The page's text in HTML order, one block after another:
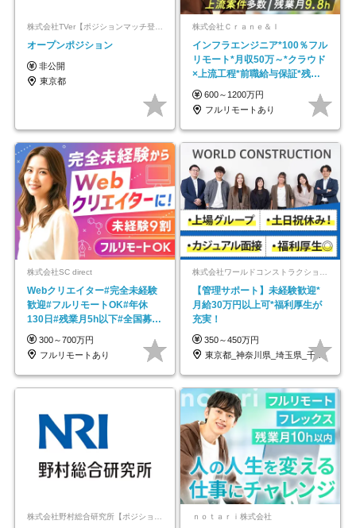
株式会社TVer【ポジションマッチ登録】
オープンポジション
非公開
東京都
株式会社Ｃｒａｎｅ＆Ｉ
インフラエンジニア*100％フル
リモート*月収50万～*クラウド
×上流工程*前職給与保証*残業
月9.8h
600～1200万円
フルリモートあり
株式会社SC direct
Webクリエイター#完全未経験
歓迎#フルリモートOK#年休
130日#残業月5h以下#全国募集
#最大1年の研修
300～700万円
フルリモートあり
【管理サポート】未経験歓迎*
月給30万円以上可*福利厚生が
充実！
350～450万円
東京都_神奈川県_埼玉県_千葉県_大阪府…
ｎｏｔａｒｉ株式会社